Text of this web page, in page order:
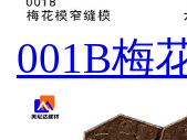
001B梅